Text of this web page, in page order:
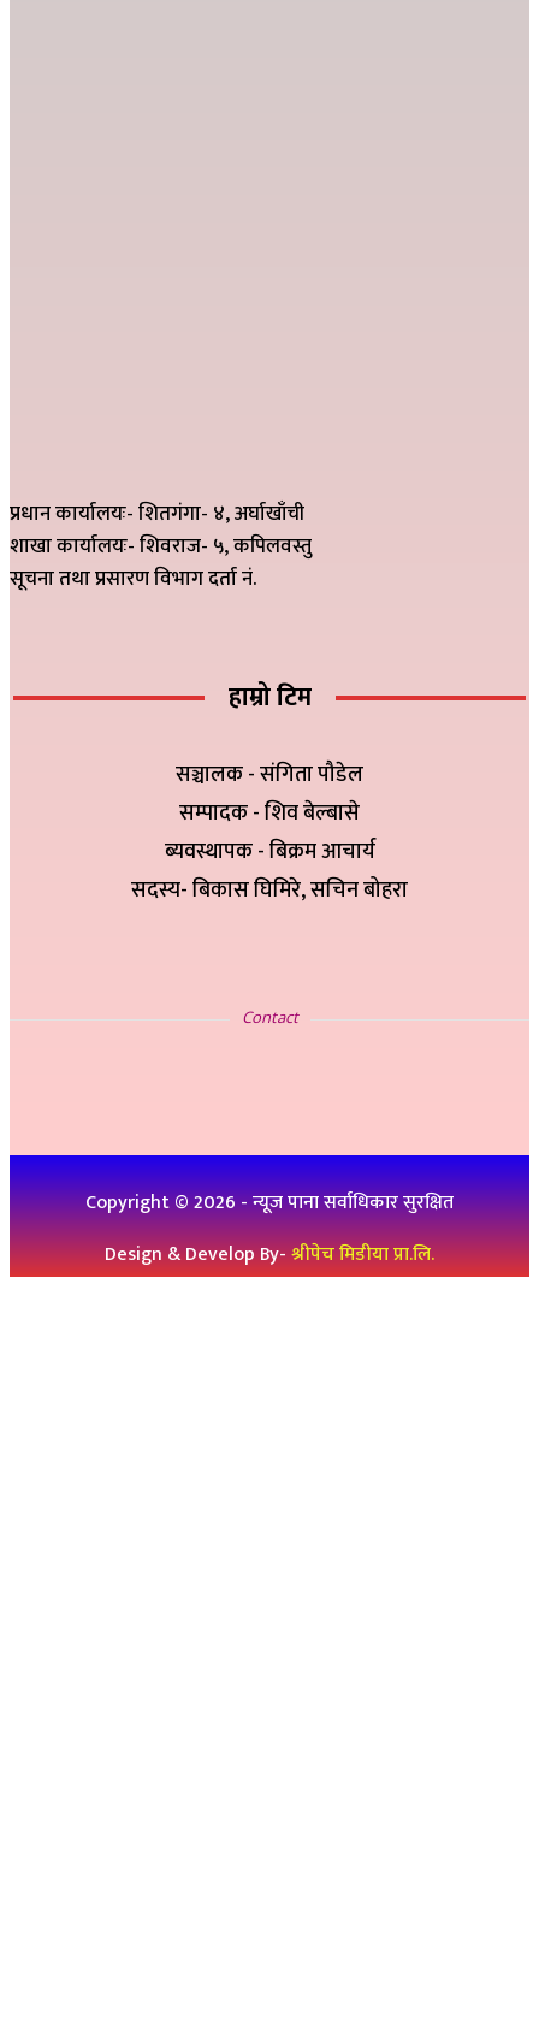
प्रधान कार्यालयः- शितगंगा- ४, अर्घाखाँची
शाखा कार्यालयः- शिवराज- ५, कपिलवस्तु
सूचना तथा प्रसारण विभाग दर्ता नं.
हाम्रो टिम
सञ्चालक - संगिता पौडेल
सम्पादक - शिव बेल्बासे
ब्यवस्थापक - बिक्रम आचार्य
सदस्य- बिकास घिमिरे, सचिन बोहरा
Contact
Copyright ©2026- न्यूज पाना सर्वाधिकार सुरक्षित
Design & Develop By-श्रीपेच मिडीया प्रा.लि.